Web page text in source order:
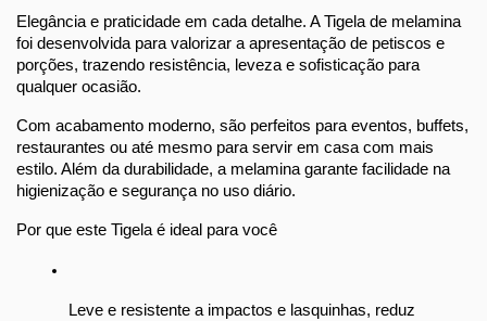
Elegância e praticidade em cada detalhe. A Tigela de melamina
foi desenvolvida para valorizar a apresentação de petiscos e
porções, trazendo resistência, leveza e sofisticação para
qualquer ocasião.
Com acabamento moderno, são perfeitos para eventos, buffets,
restaurantes ou até mesmo para servir em casa com mais
estilo. Além da durabilidade, a melamina garante facilidade na
higienização e segurança no uso diário.
Por que este Tigela é ideal para você
Leve e resistente a impactos e lasquinhas, reduz